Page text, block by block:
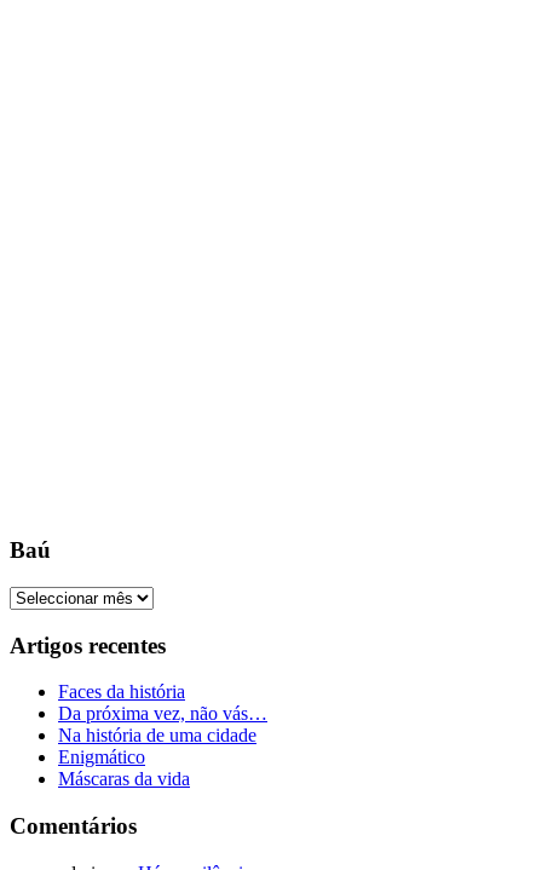
Baú
Baú
Artigos recentes
Faces da história
Da próxima vez, não vás…
Na história de uma cidade
Enigmático
Máscaras da vida
Comentários